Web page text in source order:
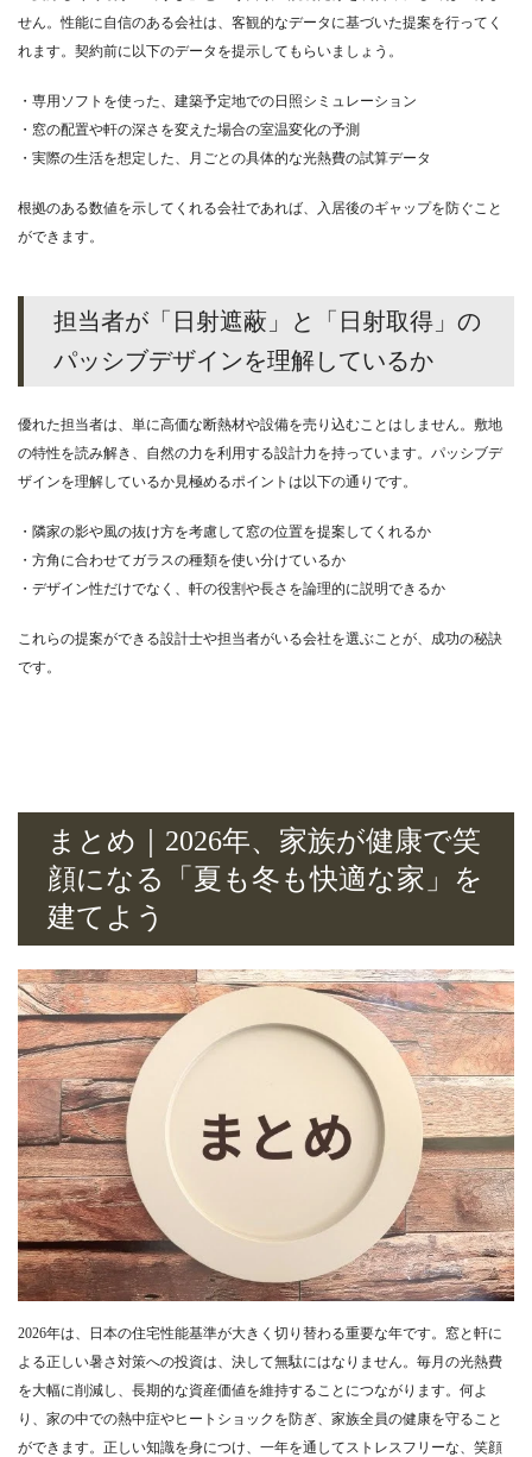
せん。性能に自信のある会社は、客観的なデータに基づいた提案を行ってく
れます。契約前に以下のデータを提示してもらいましょう。
・専用ソフトを使った、建築予定地での日照シミュレーション
・窓の配置や軒の深さを変えた場合の室温変化の予測
・実際の生活を想定した、月ごとの具体的な光熱費の試算データ
根拠のある数値を示してくれる会社であれば、入居後のギャップを防ぐこと
ができます。
担当者が「日射遮蔽」と「日射取得」の
パッシブデザインを理解しているか
優れた担当者は、単に高価な断熱材や設備を売り込むことはしません。敷地
の特性を読み解き、自然の力を利用する設計力を持っています。パッシブデ
ザインを理解しているか見極めるポイントは以下の通りです。
・隣家の影や風の抜け方を考慮して窓の位置を提案してくれるか
・方角に合わせてガラスの種類を使い分けているか
・デザイン性だけでなく、軒の役割や長さを論理的に説明できるか
これらの提案ができる設計士や担当者がいる会社を選ぶことが、成功の秘訣
です。
まとめ｜2026年、家族が健康で笑
顔になる「夏も冬も快適な家」を
建てよう
2026年は、日本の住宅性能基準が大きく切り替わる重要な年です。窓と軒に
よる正しい暑さ対策への投資は、決して無駄にはなりません。毎月の光熱費
を大幅に削減し、長期的な資産価値を維持することにつながります。何よ
り、家の中での熱中症やヒートショックを防ぎ、家族全員の健康を守ること
ができます。正しい知識を身につけ、一年を通してストレスフリーな、笑顔